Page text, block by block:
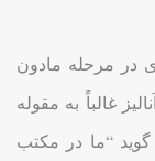
در مرحله مادون
غالباً به مقوله
“ما در مکتب